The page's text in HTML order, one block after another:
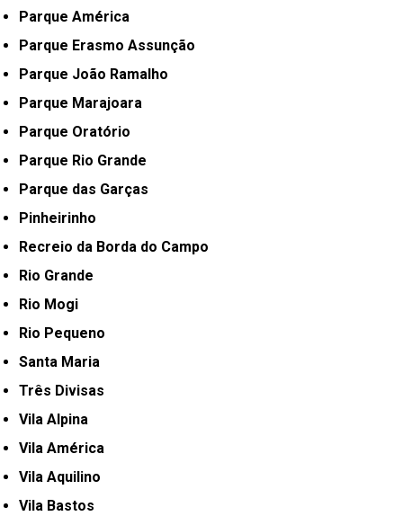
Parque América
Parque Erasmo Assunção
Parque João Ramalho
Parque Marajoara
Parque Oratório
Parque Rio Grande
Parque das Garças
Pinheirinho
Recreio da Borda do Campo
Rio Grande
Rio Mogi
Rio Pequeno
Santa Maria
Três Divisas
Vila Alpina
Vila América
Vila Aquilino
Vila Bastos